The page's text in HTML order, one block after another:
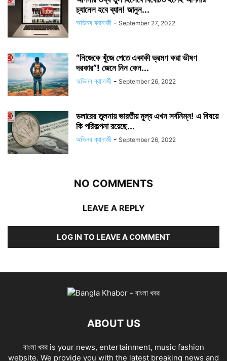
চ্যানেল হবে ব্যান! জানুন...
অভিনব ব্যানার্জী - September 27, 2022
“নিজেকে খুঁজে পেতে একাকী ভ্রমণ করা ভীষণ
দরকার”! জেনে নিন কেন...
অভিনব ব্যানার্জী - September 26, 2022
ডলারের তুলনায় ভারতীয় মূল্য এখন সর্বনিম্ন! এ বিষয়ে
কি পরিকল্পনা রয়েছে...
অভিনব ব্যানার্জী - September 26, 2022
NO COMMENTS
LEAVE A REPLY
LOG IN TO LEAVE A COMMENT
ABOUT US
বাংলা খবর is your news, entertainment, music fashion
website. We provide you with the latest breaking news and